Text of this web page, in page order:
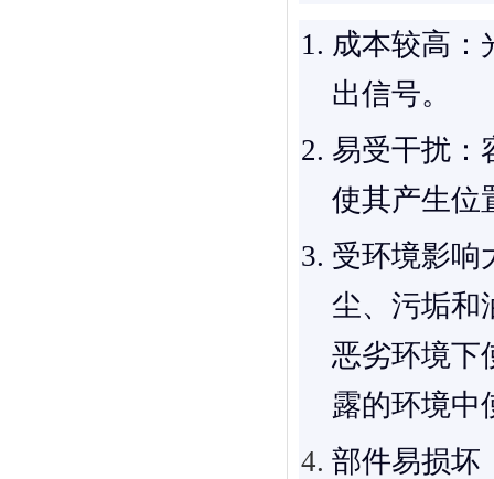
成本较高
出信号。
易受干扰
使其产生位
受环境影响
尘、污垢和
恶劣环境下
露的环境中
部件易损坏